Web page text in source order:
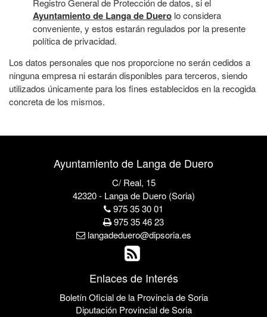
Registro General de Protección de datos, si el
Ayuntamiento de Langa de Duero lo considera
conveniente, y estos estarán regulados por la presente
política de privacidad.
Los datos personales que nos proporcione no serán cedidos a
ninguna empresa ni estarán disponibles para terceros, siendo
utilizados únicamente para los fines establecidos en la recogida
concreta de los mismos.
Ayuntamiento de Langa de Duero
C/ Real, 15
42320 - Langa de Duero (Soria)
975 35 30 01
975 35 46 23
langadeduero@dipsoria.es
Enlaces de Interés
Boletín Oficial de la Provincia de Soria
Diputación Provincial de Soria